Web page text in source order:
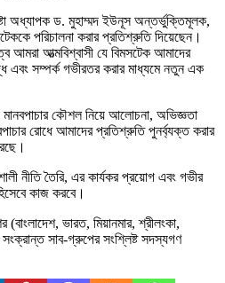
অধ্যাপক ড. মুহাম্মদ ইউনূস অন্তর্ভুক্তিমূলক,
পরিচালনা করার প্রতিশ্রুতি দিয়েছেন।
আমরা আত্মবিশ্বাসী যে বিমসটেক আমাদের
এবং সম্পর্ক গভীরতর করার মাধ্যমে নতুন এক
মানবপাচার কৌশল নিয়ে আলোচনা, অভিজ্ঞতা
রোধে আমাদের প্রতিশ্রুতি পুনর্ব্যক্ত করার
নীতি তৈরি, এর কার্যকর প্রয়োগ এবং গভীর
কাজ করবে।
ভারত, মিয়ানমার, শ্রীলংকা,
সংক্রান্ত সাব-গ্রুপের সংশ্লিষ্ট সদস্যগণ